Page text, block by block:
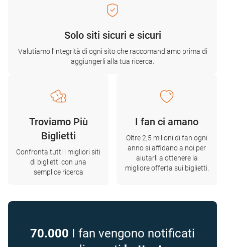
Solo siti sicuri e sicuri
Valutiamo l'integrità di ogni sito che raccomandiamo prima di
aggiungerli alla tua ricerca.
Troviamo Più
Biglietti
Confronta tutti i migliori siti
di biglietti con una
semplice ricerca
I fan ci amano
Oltre 2,5 milioni di fan ogni
anno si affidano a noi per
aiutarli a ottenere la
migliore offerta sui biglietti.
70.000 I fan vengono notificati